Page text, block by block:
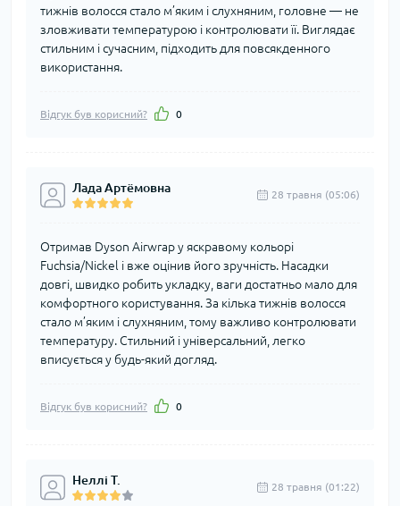
тижнів волосся стало м’яким і слухняним, головне — не
зловживати температурою і контролювати її. Виглядає
стильним і сучасним, підходить для повсякденного
використання.
Відгук був корисний? 0
Лада Артёмовна 28 травня (05:06)
Отримав Dyson Airwrap у яскравому кольорі
Fuchsia/Nickel і вже оцінив його зручність. Насадки
довгі, швидко робить укладку, ваги достатньо мало для
комфортного користування. За кілька тижнів волосся
стало м’яким і слухняним, тому важливо контролювати
температуру. Стильний і універсальний, легко
вписується у будь-який догляд.
Відгук був корисний? 0
Неллі Т. 28 травня (01:22)